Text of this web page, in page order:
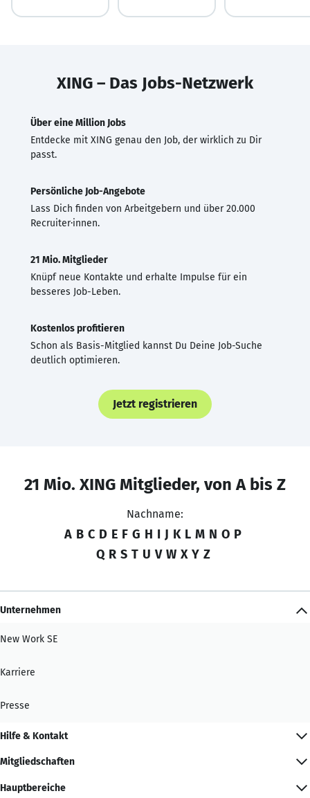
XING – Das Jobs-Netzwerk
Über eine Million Jobs
Entdecke mit XING genau den Job, der wirklich zu Dir
passt.
Persönliche Job-Angebote
Lass Dich finden von Arbeitgebern und über 20.000
Recruiter·innen.
21 Mio. Mitglieder
Knüpf neue Kontakte und erhalte Impulse für ein
besseres Job-Leben.
Kostenlos profitieren
Schon als Basis-Mitglied kannst Du Deine Job-Suche
deutlich optimieren.
Jetzt registrieren
21 Mio. XING Mitglieder, von A bis Z
Nachname:
A B C D E F G H I J K L M N O P
Q R S T U V W X Y Z
Unternehmen
New Work SE
Karriere
Presse
Hilfe & Kontakt
Mitgliedschaften
Hauptbereiche